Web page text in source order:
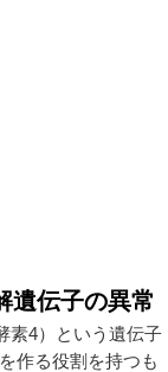
遺伝子の異常
素4）という遺伝子
作る役割を持つも